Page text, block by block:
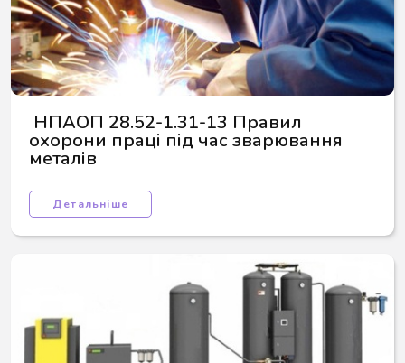
охорони праці під час зварювання
металів
Детальніше